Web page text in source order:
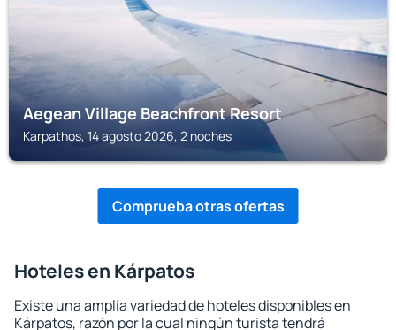
Aegean Village Beachfront Resort
Karpathos, 14 agosto 2026, 2 noches
Comprueba otras ofertas
Hoteles en Kárpatos
Existe una amplia variedad de hoteles disponibles en
Kárpatos, razón por la cual ningún turista tendrá